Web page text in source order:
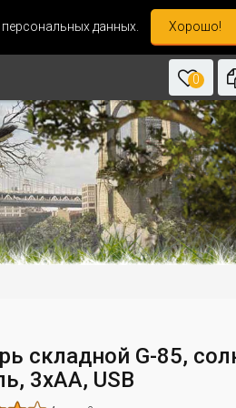
данных. Хорошо!
0
складной G-85,
3хАА, USB